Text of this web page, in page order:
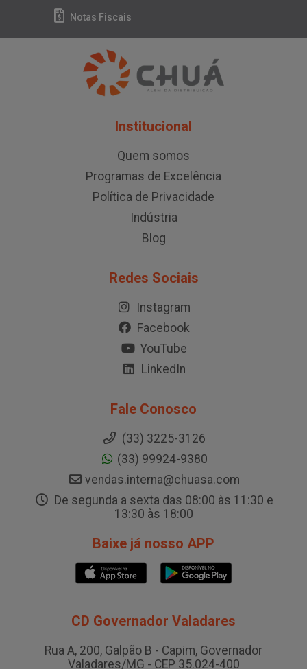
Notas Fiscais
Institucional
Quem somos
Programas de Excelência
Política de Privacidade
Indústria
Blog
Redes Sociais
Instagram
Facebook
YouTube
LinkedIn
Fale Conosco
(33) 3225-3126
(33) 99924-9380
vendas.interna@chuasa.com
De segunda a sexta das 08:00 às 11:30 e
13:30 às 18:00
Baixe já nosso APP
CD Governador Valadares
Rua A, 200, Galpão B - Capim, Governador
Valadares/MG - CEP 35.024-400